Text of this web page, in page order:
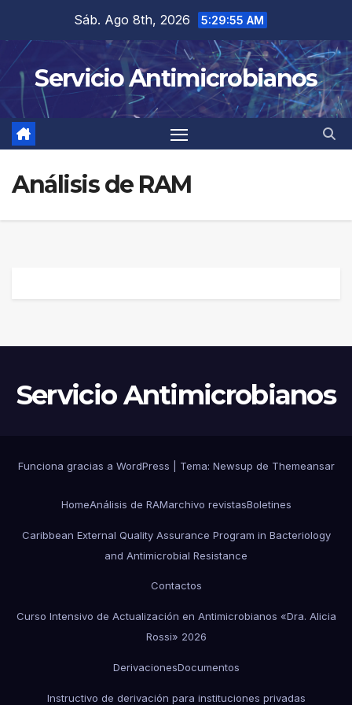
contenido
Sáb. Ago 8th, 2026 5:29:55 AM
Servicio Antimicrobianos
Análisis de RAM
Servicio Antimicrobianos
Funciona gracias a WordPress Tema: Newsup de Themeansar
HomeAnálisis de RAMarchivo revistasBoletines
Caribbean External Quality Assurance Program in Bacteriology
and Antimicrobial Resistance
Contactos
Curso Intensivo de Actualización en Antimicrobianos «Dra. Alicia
Rossi» 2026
DerivacionesDocumentos
Instructivo de derivación para instituciones privadas